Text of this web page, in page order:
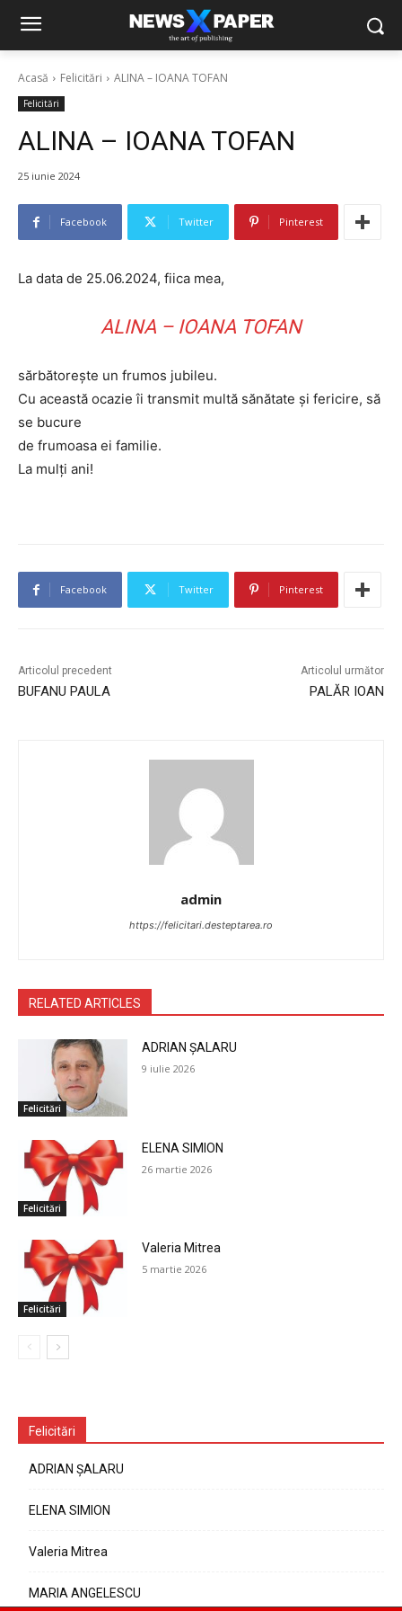
Acasă Felicitări ALINA – IOANA TOFAN
Felicitări
ALINA – IOANA TOFAN
25 iunie 2024
Facebook Twitter Pinterest
La data de 25.06.2024, fiica mea,
ALINA – IOANA TOFAN
sărbătorește un frumos jubileu.
Cu această ocazie îi transmit multă sănătate și fericire, să
se bucure
de frumoasa ei familie.
La mulți ani!
Facebook Twitter Pinterest
Articolul precedent
BUFANU PAULA
Articolul următor
PALĂR IOAN
admin
https://felicitari.desteptarea.ro
RELATED ARTICLES
Felicitări
ADRIAN ȘALARU
9 iulie 2026
Felicitări
ELENA SIMION
26 martie 2026
Felicitări
Valeria Mitrea
5 martie 2026
Felicitări
ADRIAN ȘALARU
ELENA SIMION
Valeria Mitrea
MARIA ANGELESCU